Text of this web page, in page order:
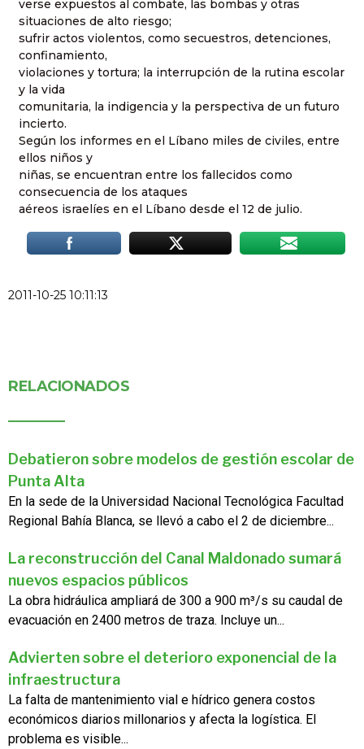
verse expuestos al combate, las bombas y otras
situaciones de alto riesgo;
sufrir actos violentos, como secuestros, detenciones,
confinamiento,
violaciones y tortura; la interrupción de la rutina escolar
y la vida
comunitaria, la indigencia y la perspectiva de un futuro
incierto.
Según los informes en el Líbano miles de civiles, entre
ellos niños y
niñas, se encuentran entre los fallecidos como
consecuencia de los ataques
aéreos israelíes en el Líbano desde el 12 de julio.
2011-10-25 10:11:13
RELACIONADOS
Debatieron sobre modelos de gestión escolar de
Punta Alta
En la sede de la Universidad Nacional Tecnológica Facultad
Regional Bahía Blanca, se llevó a cabo el 2 de diciembre...
La reconstrucción del Canal Maldonado sumará
nuevos espacios públicos
La obra hidráulica ampliará de 300 a 900 m³/s su caudal de
evacuación en 2400 metros de traza. Incluye un...
Advierten sobre el deterioro exponencial de la
infraestructura
La falta de mantenimiento vial e hídrico genera costos
económicos diarios millonarios y afecta la logística. El
problema es visible...